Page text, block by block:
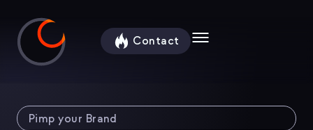
principal
Contact
Pimp your Brand